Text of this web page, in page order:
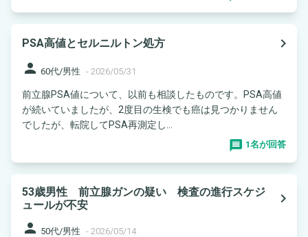
PSA高値とセルニルトン処方
navigate_next
person 60代/男性 - 2026/05/31
前立腺PSA値について、以前も相談したものです。PSA高値
が続いていましたが、2度目の生検でも癌は見つかりません
でしたが、転院してPSA再測定し...
1名が回答
53歳男性 前立腺ガンの疑い 検査の進行スケジ
ュールが不安
navigate_next
person 50代/男性 - 2026/05/14